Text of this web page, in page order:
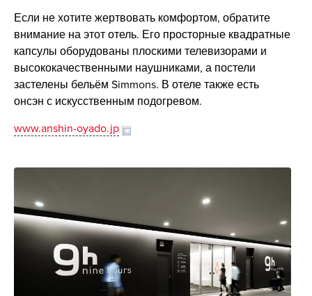
Если не хотите жертвовать комфортом, обратите
внимание на этот отель. Его просторные квадратные
капсулы оборудованы плоскими телевизорами и
высококачественными наушниками, а постели
застелены бельём Simmons. В отеле также есть
онсэн с искусственным подогревом.
www.anshin-oyado.jp